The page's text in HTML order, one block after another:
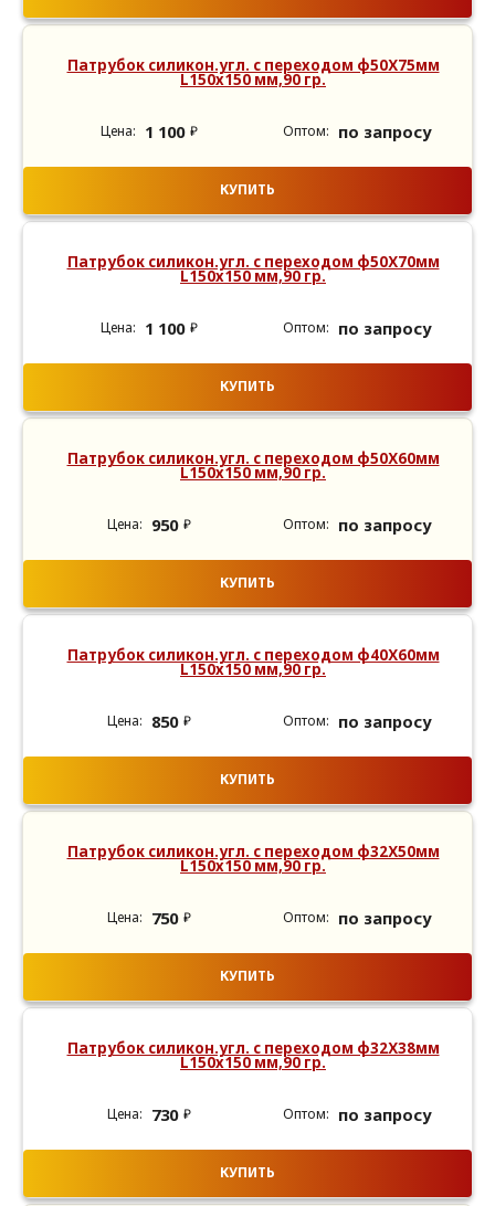
Патрубок силикон.угл. с переходом ф50Х75мм
L150х150 мм,90 гр.
1 100 ₽ по запросу
КУПИТЬ
Патрубок силикон.угл. с переходом ф50Х70мм
L150х150 мм,90 гр.
1 100 ₽ по запросу
КУПИТЬ
Патрубок силикон.угл. с переходом ф50Х60мм
L150х150 мм,90 гр.
950 ₽ по запросу
КУПИТЬ
Патрубок силикон.угл. с переходом ф40Х60мм
L150х150 мм,90 гр.
850 ₽ по запросу
КУПИТЬ
Патрубок силикон.угл. с переходом ф32Х50мм
L150х150 мм,90 гр.
750 ₽ по запросу
КУПИТЬ
Патрубок силикон.угл. с переходом ф32Х38мм
L150х150 мм,90 гр.
730 ₽ по запросу
КУПИТЬ